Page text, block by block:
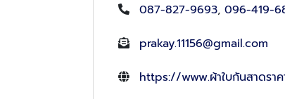
087-827-9693, 096-419-
prakay.11156@gmail.com
https://www.ผ้าใบกันสาดรา